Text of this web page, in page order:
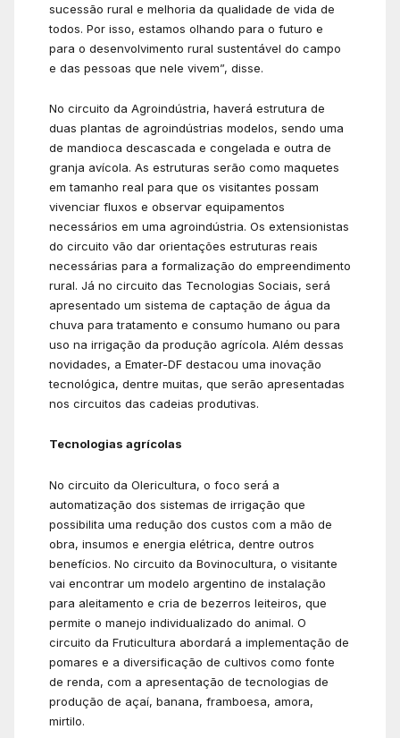
sucessão rural e melhoria da qualidade de vida de
todos. Por isso, estamos olhando para o futuro e
para o desenvolvimento rural sustentável do campo
e das pessoas que nele vivem”, disse.
No circuito da Agroindústria, haverá estrutura de
duas plantas de agroindústrias modelos, sendo uma
de mandioca descascada e congelada e outra de
granja avícola. As estruturas serão como maquetes
em tamanho real para que os visitantes possam
vivenciar fluxos e observar equipamentos
necessários em uma agroindústria. Os extensionistas
do circuito vão dar orientações estruturas reais
necessárias para a formalização do empreendimento
rural. Já no circuito das Tecnologias Sociais, será
apresentado um sistema de captação de água da
chuva para tratamento e consumo humano ou para
uso na irrigação da produção agrícola. Além dessas
novidades, a Emater-DF destacou uma inovação
tecnológica, dentre muitas, que serão apresentadas
nos circuitos das cadeias produtivas.
Tecnologias agrícolas
No circuito da Olericultura, o foco será a
automatização dos sistemas de irrigação que
possibilita uma redução dos custos com a mão de
obra, insumos e energia elétrica, dentre outros
benefícios. No circuito da Bovinocultura, o visitante
vai encontrar um modelo argentino de instalação
para aleitamento e cria de bezerros leiteiros, que
permite o manejo individualizado do animal. O
circuito da Fruticultura abordará a implementação de
pomares e a diversificação de cultivos como fonte
de renda, com a apresentação de tecnologias de
produção de açaí, banana, framboesa, amora,
mirtilo.